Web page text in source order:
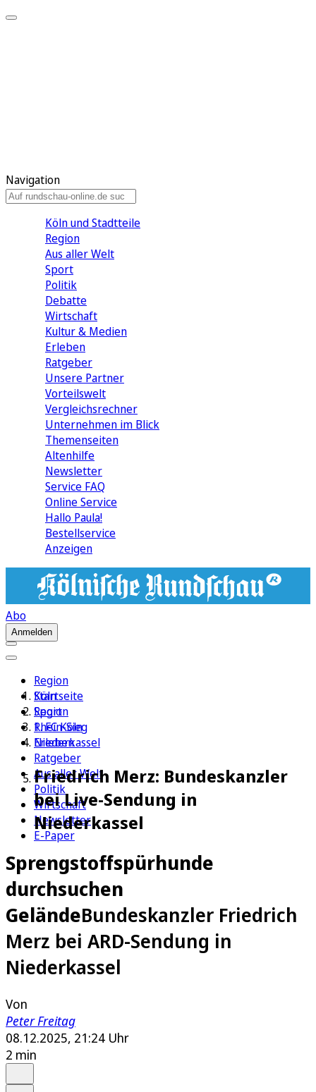
Navigation
Köln und Stadtteile
Region
Aus aller Welt
Sport
Politik
Debatte
Wirtschaft
Kultur & Medien
Erleben
Ratgeber
Unsere Partner
Vorteilswelt
Vergleichsrechner
Unternehmen im Blick
Themenseiten
Altenhilfe
Newsletter
Service FAQ
Online Service
Hallo Paula!
Bestellservice
Anzeigen
Abo
Anmelden
Region
Köln
Sport
1. FC Köln
Erleben
Ratgeber
Aus aller Welt
Politik
Wirtschaft
Newsletter
E-Paper
Startseite
Region
Rhein-Sieg
Niederkassel
Friedrich Merz: Bundeskanzler
bei Live-Sendung in
Niederkassel
Sprengstoffspürhunde
durchsuchen
GeländeBundeskanzler Friedrich
Merz bei ARD-Sendung in
Niederkassel
Von
Peter Freitag
08.12.2025, 21:24 Uhr
2 min